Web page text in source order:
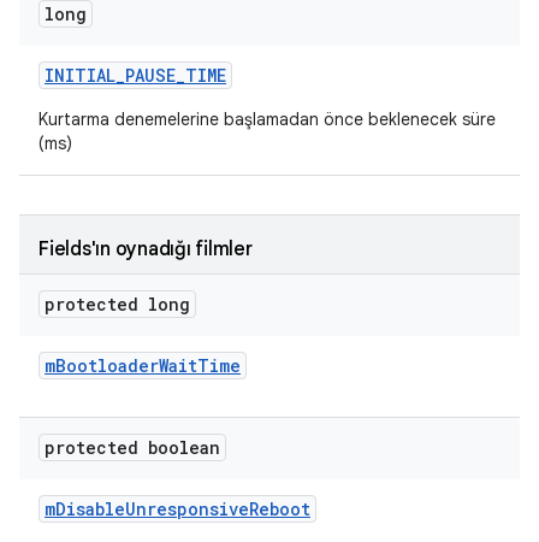
long
INITIAL_PAUSE_TIME
Kurtarma denemelerine başlamadan önce beklenecek süre
(ms)
Fields'ın oynadığı filmler
protected long
mBootloaderWaitTime
protected boolean
mDisableUnresponsiveReboot